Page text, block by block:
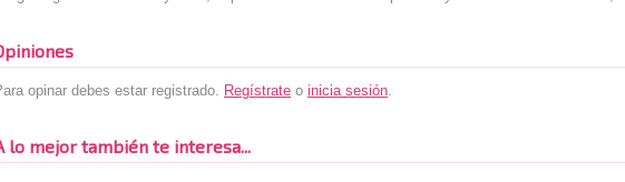
opinar debes estar registrado. Regístrate o inicia sesión.
lo mejor también te interesa...